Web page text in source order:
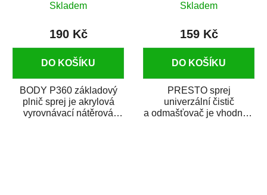
Skladem
190 Kč
DO KOŠÍKU
BODY P360 základový
plnič sprej je akrylová
vyrovnávací nátěrová
Skladem
159 Kč
DO KOŠÍKU
PRESTO sprej
univerzální čistič
a odmašťovač je vhodný k